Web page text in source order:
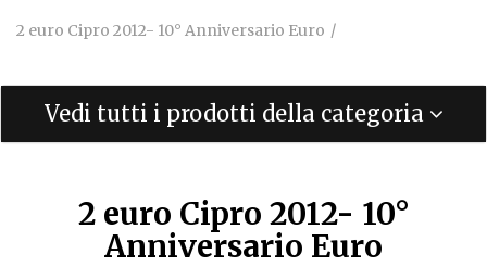
2 euro Cipro 2012- 10° Anniversario Euro
Vedi tutti i prodotti della categoria
2 euro Cipro 2012- 10°
Anniversario Euro